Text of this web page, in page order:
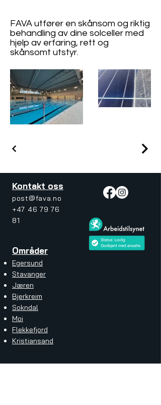
FAVA utfører en skånsom og riktig
behandling av dine solceller med
hjelp av erfaring, rett og
skånsomt utstyr.
Kontakt oss
post@fava.no
+47 46 79 76
81
Områder
Egersund
Stavanger
Jæren
Bjerkreim
Sokndal
Moi
Flekkefjord
Kristiansand
Tjenester